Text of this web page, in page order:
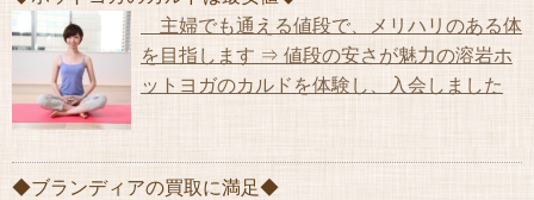
主婦でも通える値段で、メリハリのある体
を目指します ⇒ 値段の安さが魅力の溶岩ホ
ットヨガのカルドを体験し、入会しました
◆ブランディアの買取に満足◆